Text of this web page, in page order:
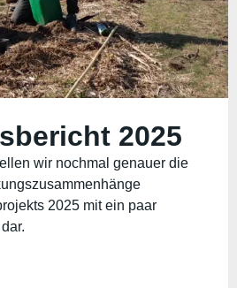
2025
wir nochmal genauer die
2025 mit ein paar